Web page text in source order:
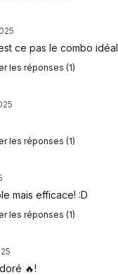
ce pas le combo
les réponses (1)
les réponses (1)
mais efficace! :D
les réponses (1)
🔥!